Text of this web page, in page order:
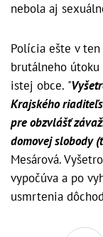
nebola aj
Polícia ešte v
brutálneho útoku
istej obce. "
Krajského
pre obzvlášť
domovej slobody
Mesárová.
vypočúva a po
usmrtenia